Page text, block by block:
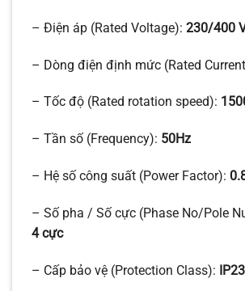
– Điện áp (Rated Voltage): 230/400
– Dòng điện định mức (Rated
– Tốc độ (Rated rotation speed):
– Tần số (Frequency): 50Hz
– Hệ số công suất (Power Factor):
– Số pha / Số cực (Phase No/Pole
4 cực
– Cấp bảo vệ (Protection Class): IP23